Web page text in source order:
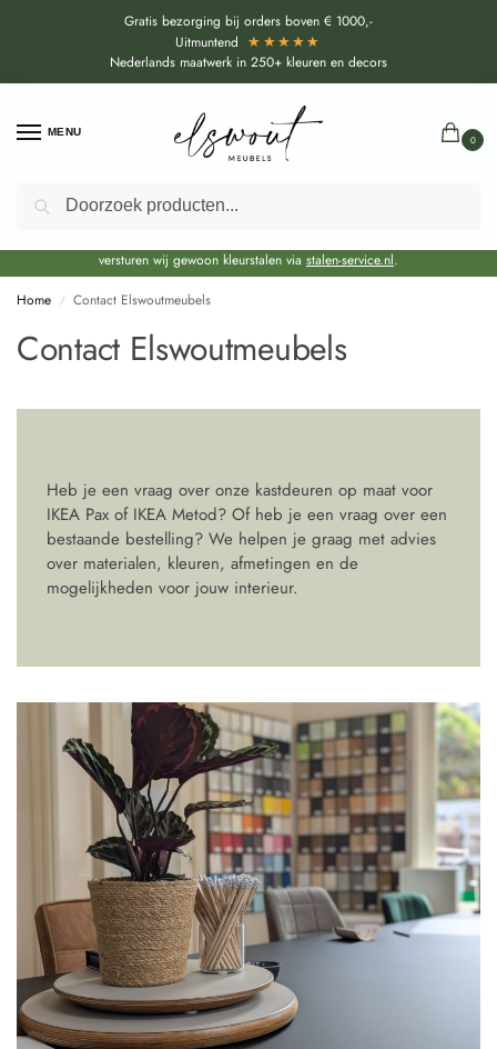
Gratis bezorging bij orders boven € 1000,-
Uitmuntend ★★★★★
Nederlands maatwerk in 250+ kleuren en decors
MENU
0
Door de bouwvakperiode geldt voor alle collecties momenteel een EXTRA
levertijd van circa 3-4 weken bovenop de reguliere levertijd.
versturen wij gewoon kleurstalen via stalen-service.nl.
Home / Contact Elswoutmeubels
Contact Elswoutmeubels
Heb je een vraag over onze kastdeuren op maat voor
IKEA Pax of IKEA Metod? Of heb je een vraag over een
bestaande bestelling? We helpen je graag met advies
over materialen, kleuren, afmetingen en de
mogelijkheden voor jouw interieur.